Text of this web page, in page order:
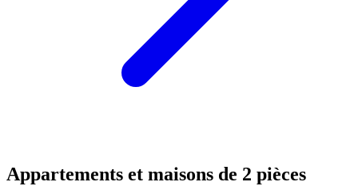
Appartements et maisons de 2 pièces